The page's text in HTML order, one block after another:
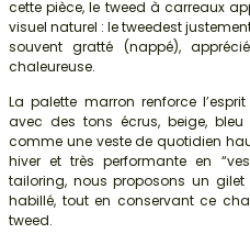
cette pièce, le tweed à carreaux
visuel naturel : le tweedest
souvent gratté (nappé),
chaleureuse.
La palette marron renforce
avec des tons écrus, beige,
comme une veste de quotidien
hiver et très performante en
tailoring, nous proposons un gilet
habillé, tout en conservant ce
tweed.